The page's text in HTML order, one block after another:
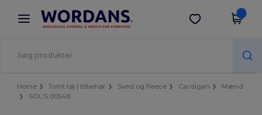
× Wordans-app
Bedre priser i appen!
Hent app
Home Tomt tøj | tilbehør Sved og fleece Cardigan
Mænd
SOL'S 00548